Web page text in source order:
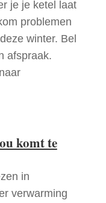
je je ketel laat
problemen
winter. Bel
afspraak.
komt te
in
verwarming